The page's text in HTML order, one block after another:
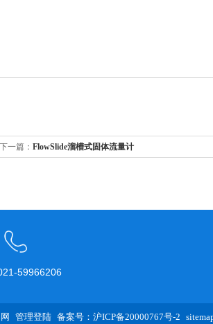
下一篇： FlowSlide溜槽式固体流量计
59966206
管理登陆 备案号：沪ICP备20000767号-2